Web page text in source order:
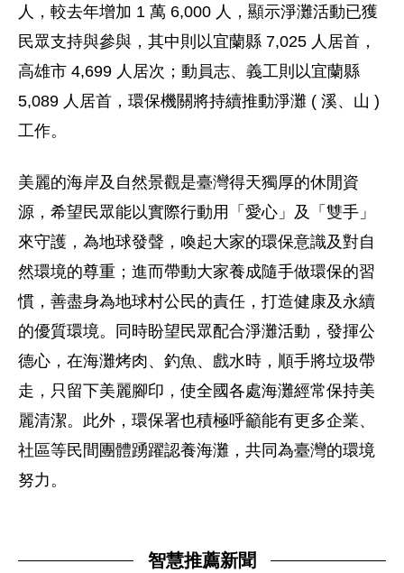
人，較去年增加 1 萬 6,000 人，顯示淨灘活動已獲
民眾支持與參與，其中則以宜蘭縣 7,025 人居首，
高雄市 4,699 人居次；動員志、義工則以宜蘭縣
5,089 人居首，環保機關將持續推動淨灘 ( 溪、山 )
工作。
美麗的海岸及自然景觀是臺灣得天獨厚的休閒資
源，希望民眾能以實際行動用「愛心」及「雙手」
來守護，為地球發聲，喚起大家的環保意識及對自
然環境的尊重；進而帶動大家養成隨手做環保的習
慣，善盡身為地球村公民的責任，打造健康及永續
的優質環境。同時盼望民眾配合淨灘活動，發揮公
德心，在海灘烤肉、釣魚、戲水時，順手將垃圾帶
走，只留下美麗腳印，使全國各處海灘經常保持美
麗清潔。此外，環保署也積極呼籲能有更多企業、
社區等民間團體踴躍認養海灘，共同為臺灣的環境
努力。
智慧推薦新聞